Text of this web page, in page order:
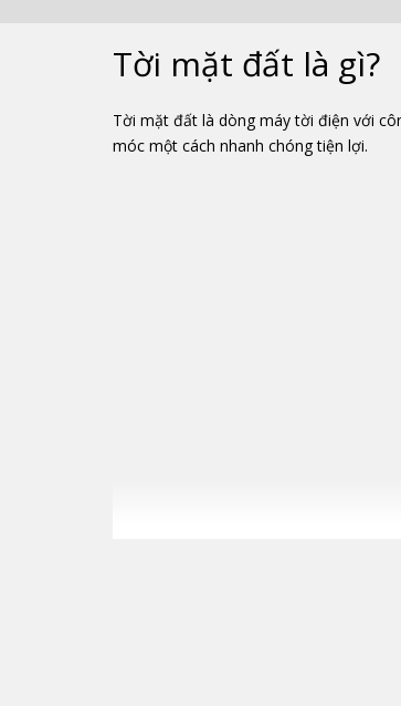
Tời mặt đất là gì?
Tời mặt đất là dòng máy tời điện với
móc một cách nhanh chóng tiện lợi.